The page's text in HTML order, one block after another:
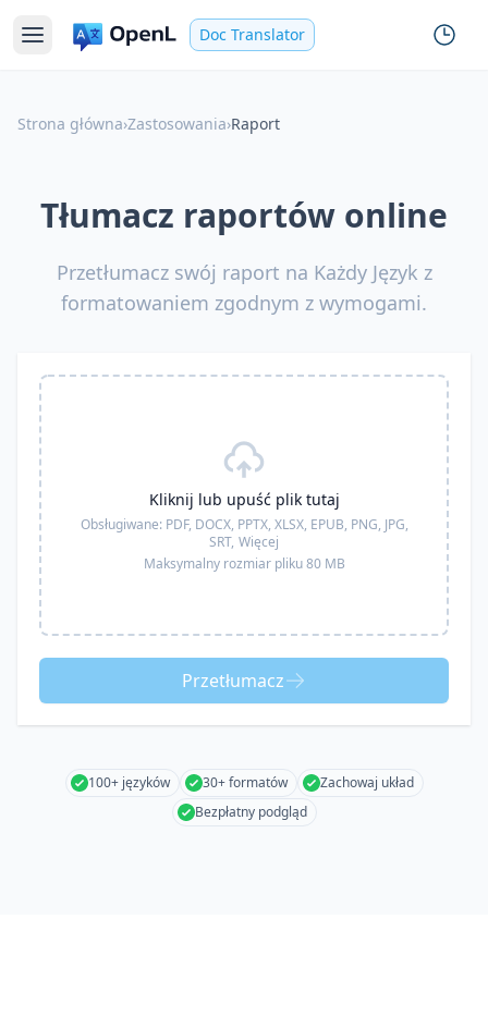
Doc Translator
Strona główna›Zastosowania›Raport
Tłumacz raportów online
Przetłumacz swój raport na Każdy Język z
formatowaniem zgodnym z wymogami.
Kliknij lub upuść plik tutaj
Obsługiwane: PDF, DOCX, PPTX, XLSX, EPUB, PNG, JPG,
SRT, Więcej
Maksymalny rozmiar pliku 80 MB
Przetłumacz
100+ języków 30+ formatów
Zachowaj układ
Bezpłatny podgląd